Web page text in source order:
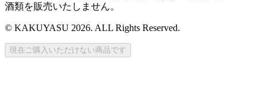
酒類を販売いたしません。
© KAKUYASU 2026. ALL Rights Reserved.
現在ご購入いただけない商品です